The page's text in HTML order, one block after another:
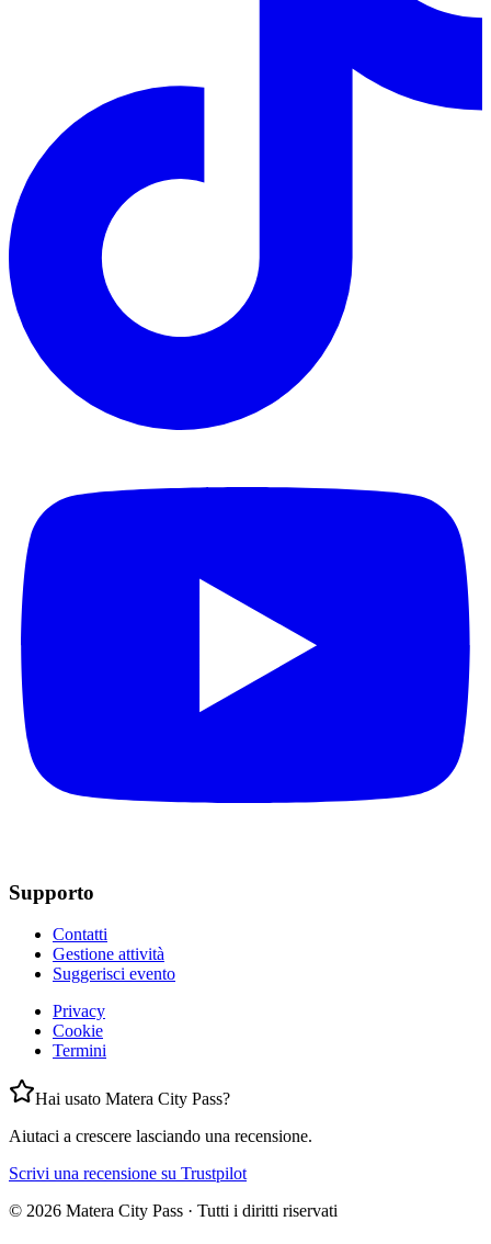
Supporto
Contatti
Gestione attività
Suggerisci evento
Privacy
Cookie
Termini
Hai usato Matera City Pass?
Aiutaci a crescere lasciando una recensione.
Scrivi una recensione su Trustpilot
© 2026 Matera City Pass · Tutti i diritti riservati